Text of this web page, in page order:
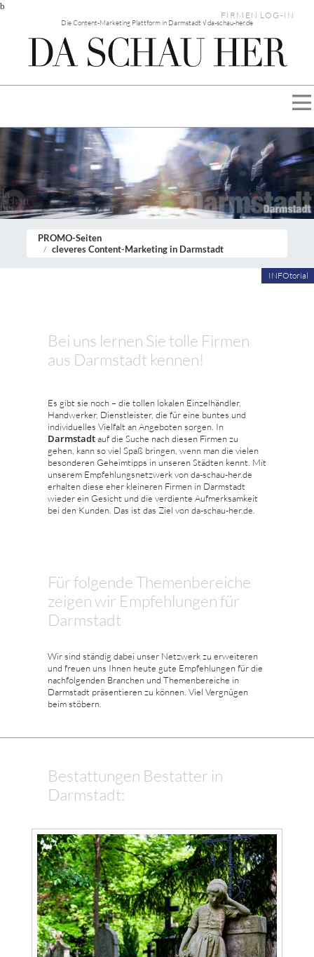
b
Die Content-Marketing Plattform in Darmstadt √ da-schau-her.de
FIRMEN LOG-IN
PROMO-Seiten
cleveres Content-Marketing in Darmstadt
INFOtorial
Bei uns lernen Sie tolle Firmen
aus Darmstadt kennen!
Es gibt sie noch – die tollen lokalen Einzelhändler,
Handwerker, Dienstleister, die für eine buntes und
individuelles Vielfalt an Angeboten sorgen. In
Darmstadtauf die Suche nach diesen Firmen zu
gehen, kann so viel Spaß bringen, wenn man die vielen
besonderen Geheimtipps in unseren Städten kennt. Mit
unserem Empfehlungsnetzwerk von da-schau-her.de
erhalten diese eher kleineren Firmen in Darmstadt
wieder ein Gesicht und die verdiente Aufmerksamkeit
bei den Kunden. Das ist das Ziel von da-schau-her.de.
Für folgende Themenbereiche
zeigen wir Empfehlungen für
Darmstadt
Wir sind ständig dabei unser Netzwerk zu erweiteren
und freuen uns Ihnen heute gute Empfehlungen für die
nachfolgenden Branchen und Themenbereiche in
Darmstadt präsentieren zu können. Viel Vergnügen
beim stöbern.
Bestattungen Bestatter in
Darmstadt: